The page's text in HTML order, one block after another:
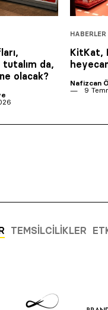
tutalım da,
olacak?
HABERLER
KitKat,
Nafizcan
9
TEMSILCILIKLER